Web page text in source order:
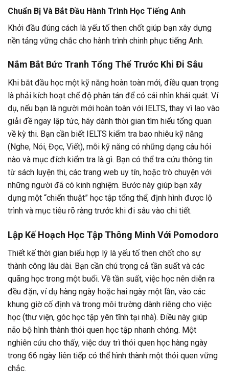
Chuẩn Bị Và Bắt Đầu Hành Trình Học Tiếng Anh
Khởi đầu đúng cách là yếu tố then chốt giúp bạn xây dựng
nền tảng vững chắc cho hành trình chinh phục tiếng Anh.
Nắm Bắt Bức Tranh Tổng Thể Trước Khi Đi Sâu
Khi bắt đầu học một kỹ năng hoàn toàn mới, điều quan trọng
là phải kích hoạt chế độ phân tán để có cái nhìn khái quát. Ví
dụ, nếu bạn là người mới hoàn toàn với IELTS, thay vì lao vào
giải đề ngay lập tức, hãy dành thời gian tìm hiểu tổng quan
về kỳ thi. Bạn cần biết IELTS kiểm tra bao nhiêu kỹ năng
(Nghe, Nói, Đọc, Viết), mỗi kỹ năng có những dạng câu hỏi
nào và mục đích kiểm tra là gì. Bạn có thể tra cứu thông tin
từ sách luyện thi, các trang web uy tín, hoặc trò chuyện với
những người đã có kinh nghiệm. Bước này giúp bạn xây
dựng một “chiến thuật” học tập tổng thể, định hình được lộ
trình và mục tiêu rõ ràng trước khi đi sâu vào chi tiết.
Lập Kế Hoạch Học Tập Thông Minh Với Pomodoro
Thiết kế thời gian biểu hợp lý là yếu tố then chốt cho sự
thành công lâu dài. Bạn cần chú trọng cả tần suất và các
quãng học trong một buổi. Về tần suất, việc học nên diễn ra
đều đặn, ví dụ hàng ngày hoặc hai ngày một lần, vào các
khung giờ cố định và trong môi trường dành riêng cho việc
học (thư viện, góc học tập yên tĩnh tại nhà). Điều này giúp
não bộ hình thành thói quen học tập nhanh chóng. Một
nghiên cứu cho thấy, việc duy trì thói quen học hàng ngày
trong 66 ngày liên tiếp có thể hình thành một thói quen vững
chắc.